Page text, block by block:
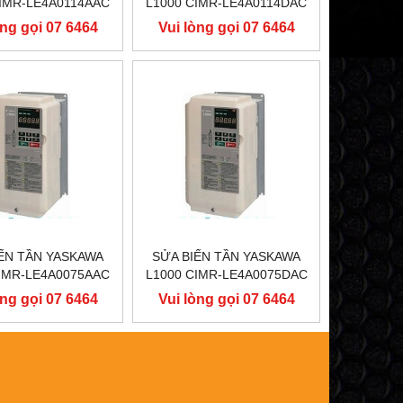
BIẾN TẦN
L1000
gọi 07 6464
9556
400V 55KW, BIẾN TẦN
YASKAWA L1000
Vui lòng gọi 07 6464
9556
TẦN YASKAWA
LE4A0075AAC
BIẾN TẦN
L1000
gọi 07 6464
9556
SỬA BIẾN TẦN YASKAWA
L1000 CIMR-LE4A0075DAC
400V 37KW, BIẾN TẦN
YASKAWA L1000
Vui lòng gọi 07 6464
9556